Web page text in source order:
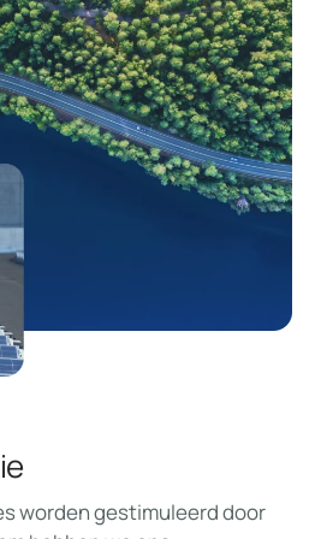
worden gestimuleerd door